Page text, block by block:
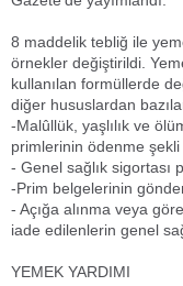
8 maddelik tebliğ ile
örnekler değiştirildi.
kullanılan formüllerde
diğer hususlardan
-Malûllük, yaşlılık ve
primlerinin ödenme şekli
- Genel sağlık sigortası
-Prim belgelerinin
- Açığa alınma veya
iade edilenlerin genel
YEMEK YARDIMI